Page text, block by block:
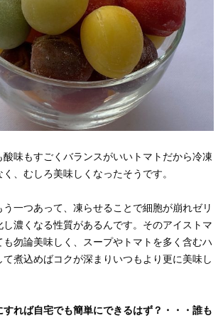
酸味もすごくバランスがいいトマトだから冷凍
、むしろ美味しくなったそうです。
一つあって、凍らせることで細胞が崩れゼリ
し濃くなる性質があるんです。そのアイストマ
も勿論美味しく、スープやトマトを多く含むハ
煮込めばコクが深まりいつもより更に美味し
すれば自宅でも簡単にできるはず？・・・誰も